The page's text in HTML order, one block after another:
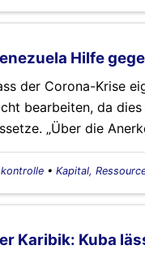
Hilfe
der Corona-Krise
bearbeiten, da
„Über die
• Kapital,
Karibik: Kuba